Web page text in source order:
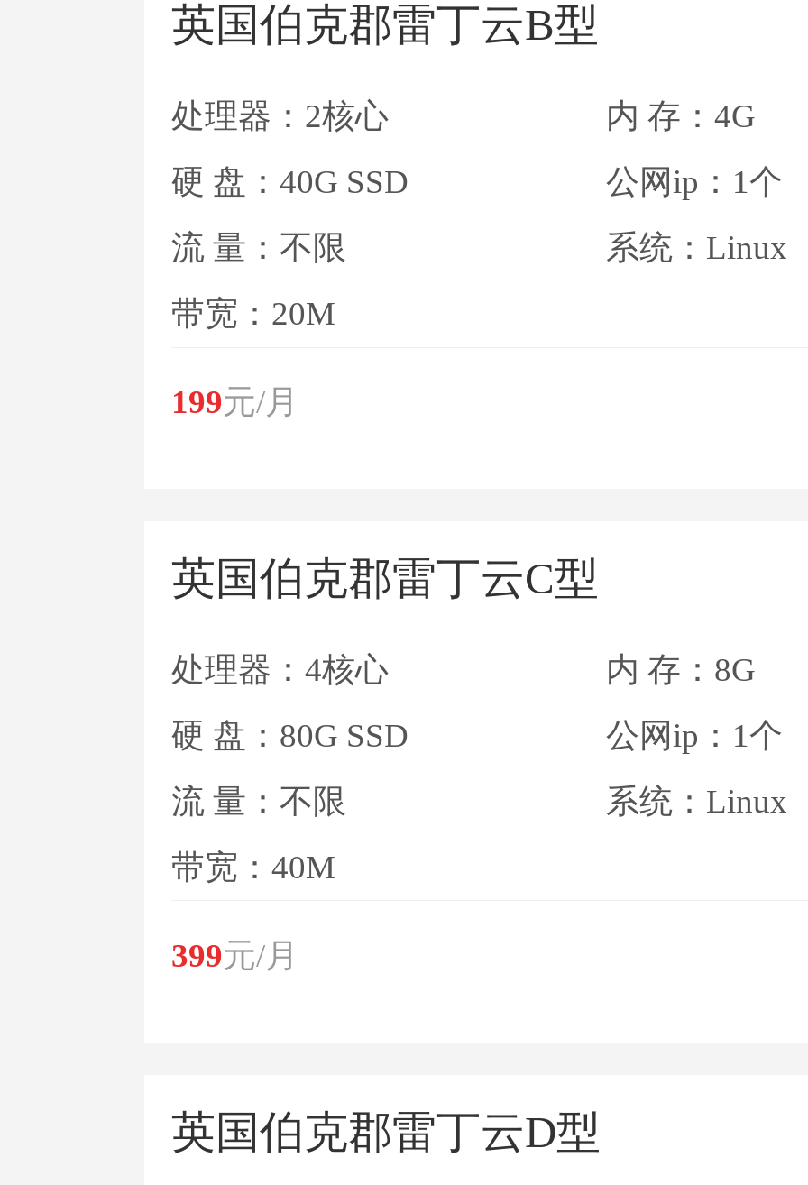
英国伯克郡雷丁云B型
处理器：2核心
硬 盘：40G SSD
流 量：不限
带宽：20M
内 存：4G
公网ip：1个
系统：Linux
199元/月
英国伯克郡雷丁云C型
处理器：4核心
硬 盘：80G SSD
流 量：不限
带宽：40M
内 存：8G
公网ip：1个
系统：Linux
399元/月
英国伯克郡雷丁云D型